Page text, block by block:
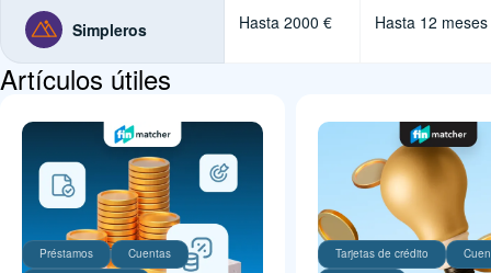
Simpleros Hasta 2000 € Hasta 12 meses
Artículos útiles
Préstamos
Cuentas
Tarjetas de crédito